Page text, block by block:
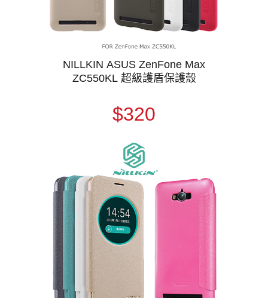
NILLKIN ASUS ZenFone Max
ZC550KL 超級護盾保護殼
$320